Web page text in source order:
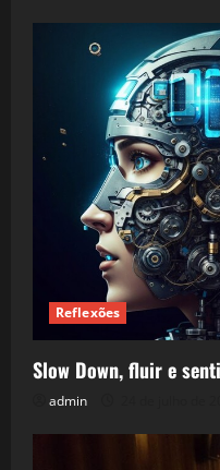
Reflexões
Slow Down, fluir e
admin